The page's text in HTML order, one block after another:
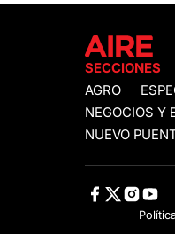
SECCIONES
AGRO
NEGOCIOS Y
NUEVO